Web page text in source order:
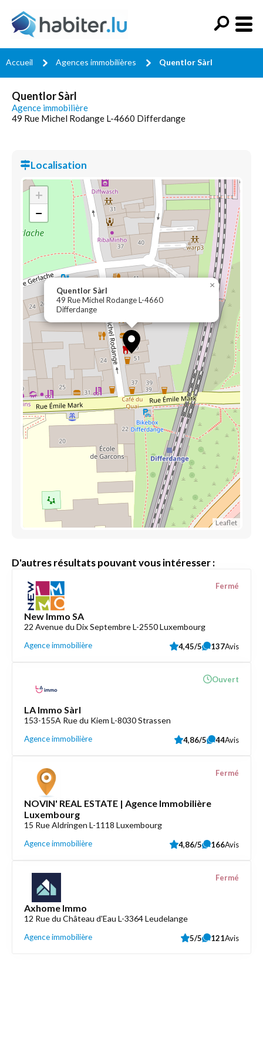
Accueil Agences immobilières Quentlor Sàrl
Quentlor Sàrl
Agence immobilière
49 Rue Michel Rodange L-4660 Differdange
Localisation
Quentlor Sàrl
49 Rue Michel Rodange L-4660
Differdange
×
+
−
Leaflet
D'autres résultats pouvant vous intéresser :
New Immo SA
22 Avenue du Dix Septembre L-2550 Luxembourg
Agence immobilière
Fermé
4,45/5 137Avis
LA Immo Sàrl
153-155A Rue du Kiem L-8030 Strassen
Agence immobilière
Ouvert
4,86/5 44Avis
NOVIN' REAL ESTATE | Agence Immobilière
Luxembourg
15 Rue Aldringen L-1118 Luxembourg
Agence immobilière
Fermé
4,86/5 166Avis
Axhome Immo
12 Rue du Château d'Eau L-3364 Leudelange
Agence immobilière
Fermé
5/5 121Avis